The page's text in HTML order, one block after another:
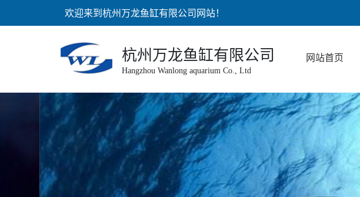
欢迎来到杭州万龙鱼缸有限公司网站！
杭州万龙鱼缸有限公司
Hangzhou Wanlong aquarium Co., Ltd
网站首页